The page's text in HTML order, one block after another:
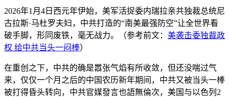
2026年1月4日西元年伊始，美军活捉委内瑞拉亲共独裁总统尼
古拉斯·马杜罗夫妇，中共打造的“南美最强防空”让全世界看
破手脚，形同废铁，毫无战力。（参考前文： 美袭击委独裁政
权 给中共当头一闷棒）
在重创之下，中共的确是嚣张气焰有所收敛，但还没喘过气
来，仅仅一个月之后的中国农历新年期间，中共又被当头一棒
被打得昏头转向，中共官媒發言也語無倫次，美国与以色列2